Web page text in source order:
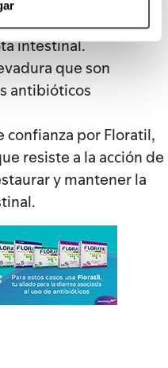
para tener una mejor
intestinal.
que son
antibióticos
confianza por Floratil,
resiste a la acción de
y mantener la